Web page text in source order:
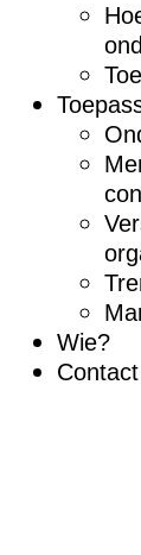
Wie?
Contact